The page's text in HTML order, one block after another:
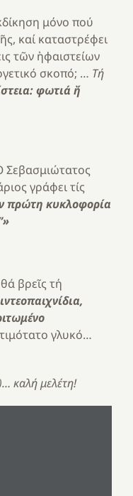
μόνο πού
καί καταστρέφει
τῶν ἠφαιστείων
σκοπό; … Τή
φωτιά ἤ
Σεβασμιώτατος
γράφει τίς
πρώτη κυκλοφορία
βρεῖς τή
γλυκό…
καλή μελέτη!